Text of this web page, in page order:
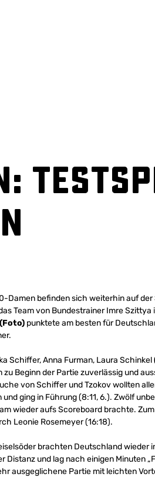
Damen befinden sich weiterhin auf
Team von Bundestrainer Imre Szittya
(Foto) punktete am besten für
Schiffer, Anna Furman, Laura Schinkel
zu Beginn der Partie zuverlässig und
von Schiffer und Tzokov wollten
und ging in Führung (8:11, 6.). Zwölf
wieder aufs Scoreboard brachte.
Leonie Rosemeyer (16:18).
brachten Deutschland wieder
Distanz und lag nach einigen Minuten
ausgeglichene Partie mit leichten